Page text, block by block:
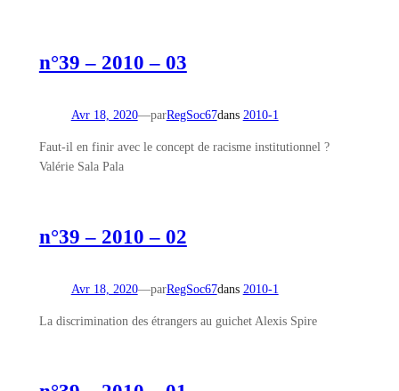
n°39 – 2010 – 03
Avr 18, 2020—parRegSoc67dans 2010-1
Faut-il en finir avec le concept de racisme institutionnel ?
Valérie Sala Pala
n°39 – 2010 – 02
Avr 18, 2020—parRegSoc67dans 2010-1
La discrimination des étrangers au guichet Alexis Spire